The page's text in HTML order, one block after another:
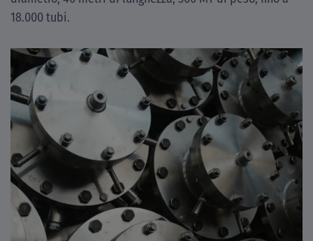
18.000 tubi.